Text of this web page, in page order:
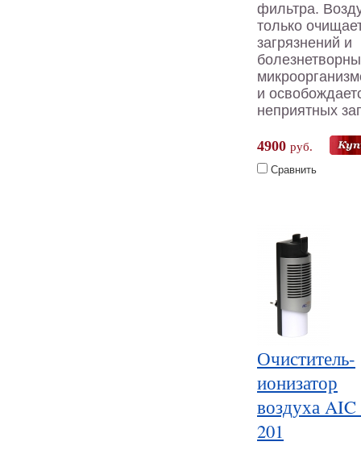
фильтра.
только
загрязнений и
и
неприятных
4900 руб.
Сравнить
Очиститель-
ионизатор
воздуха
201